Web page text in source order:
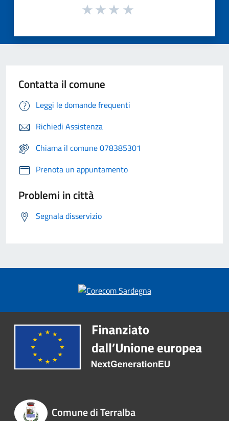
Contatta il comune
Leggi le domande frequenti
Richiedi Assistenza
Chiama il comune 078385301
Prenota un appuntamento
Problemi in città
Segnala disservizio
Comune di Terralba